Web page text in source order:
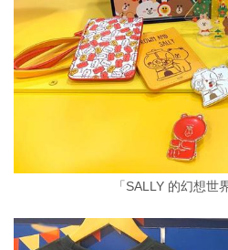
「SALLY 的幻想世